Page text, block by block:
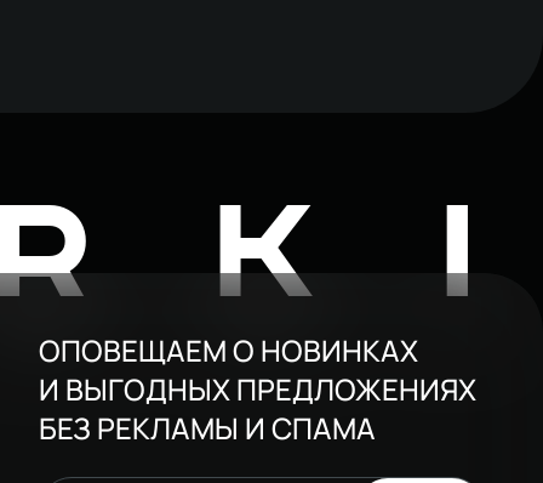
ОПОВЕЩАЕМ О НОВИНКАХ
И ВЫГОДНЫХ ПРЕДЛОЖЕНИЯХ
БЕЗ РЕКЛАМЫ И СПАМА